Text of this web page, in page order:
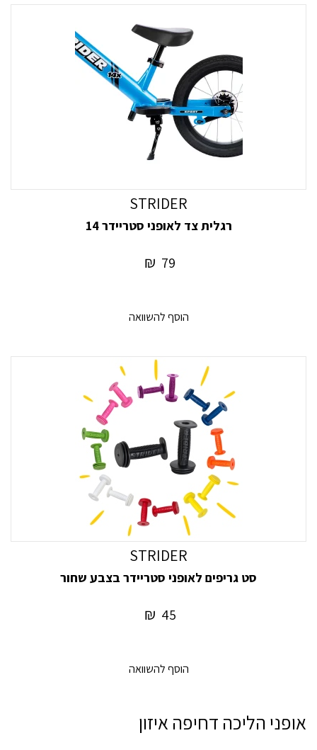
STRIDER
רגלית צד לאופני סטריידר 14
79
₪
הוסף להשוואה
STRIDER
סט גריפים לאופני סטריידר בצבע שחור
45
₪
הוסף להשוואה
אופני הליכה דחיפה איזון